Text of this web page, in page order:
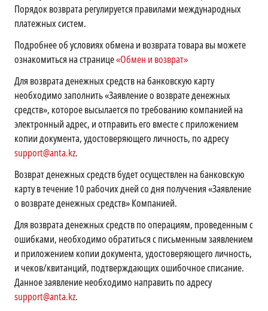
Порядок возврата регулируется правилами международных
платежных систем.
Подробнее об условиях обмена и возврата товара вы можете
ознакомиться на странице«Обмен и возврат»
Для возврата денежных средств на банковскую карту
необходимо заполнить «Заявление о возврате денежных
средств», которое высылается по требованию компанией на
электронный адрес, и отправить его вместе с приложением
копии документа, удостоверяющего личность, по адресу
support@anta.kz.
Возврат денежных средств будет осуществлен на банковскую
карту в течение 10 рабочих дней со дня получения «Заявление
о возврате денежных средств» Компанией.
Для возврата денежных средств по операциям, проведенным с
ошибками, необходимо обратиться с письменным заявлением
и приложением копии документа, удостоверяющего личность,
и чеков/квитанций, подтверждающих ошибочное списание.
Данное заявление необходимо направить по адресу
support@anta.kz.